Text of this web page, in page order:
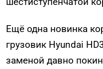
Ещё одна новинка
грузовик Hyundai
заменой давно